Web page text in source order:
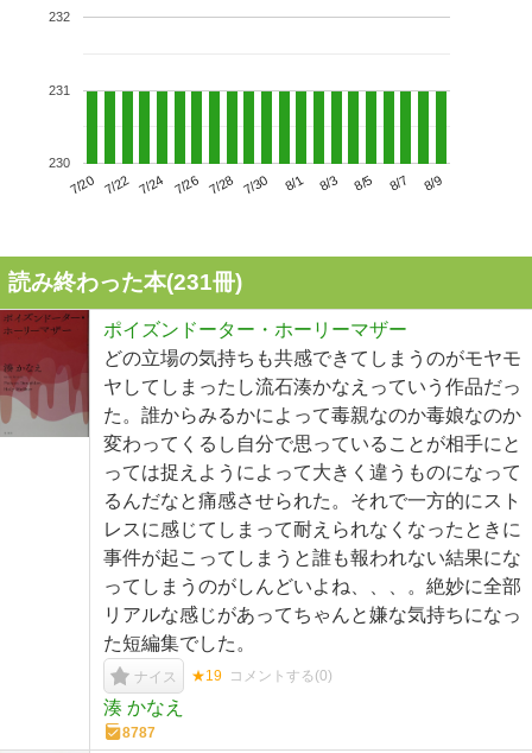
7/20 7/22 7/24 7/26 7/28 7/30 8/1 8/3 8/5 8/7 8/9
230
231
232
読み終わった本(231冊)
ポイズンドーター・ホーリーマザー
どの立場の気持ちも共感できてしまうのがモヤモ
ヤしてしまったし流石湊かなえっていう作品だっ
た。誰からみるかによって毒親なのか毒娘なのか
変わってくるし自分で思っていることが相手にと
っては捉えようによって大きく違うものになって
るんだなと痛感させられた。それで一方的にスト
レスに感じてしまって耐えられなくなったときに
事件が起こってしまうと誰も報われない結果にな
ってしまうのがしんどいよね、、、。絶妙に全部
リアルな感じがあってちゃんと嫌な気持ちになっ
た短編集でした。
ナイス ★19 コメントする(0)
湊 かなえ
8787